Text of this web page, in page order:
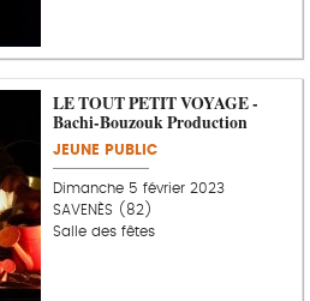
LE TOUT PETIT VOYAGE -
Bachi-Bouzouk Production
JEUNE PUBLIC
Dimanche 5 février 2023
SAVENÈS (82)
Salle des fêtes